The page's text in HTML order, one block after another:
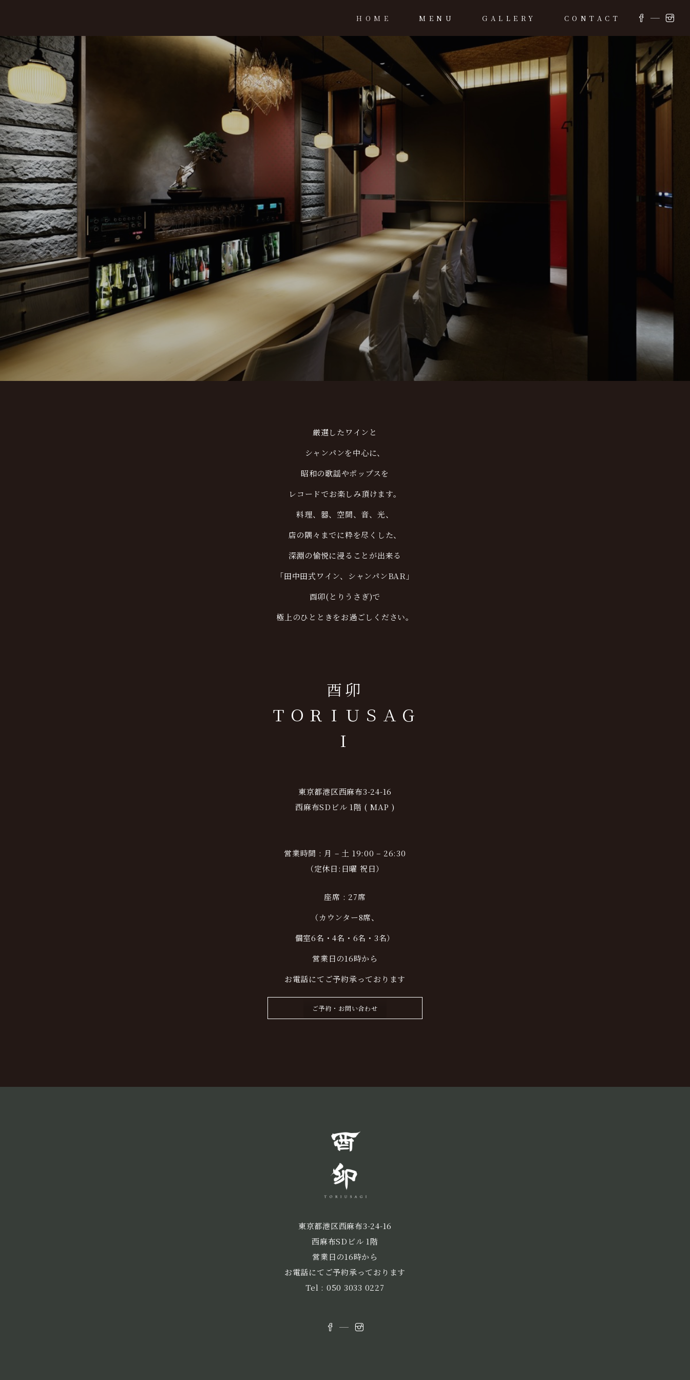
HOME MENU GALLERY CONTACT
厳選したワインと
シャンパンを中心に、
昭和の歌謡やポップスを
レコードでお楽しみ頂けます。
料理、器、空間、音、光、
店の隅々までに粋を尽くした、
深淵の愉悦に浸ることが出来る
「田中田式ワイン、シャンパンBAR」
酉卯(とりうさぎ)で
極上のひとときをお過ごしください。
酉卯
ＴＯＲＩＵＳＡＧ
Ｉ
東京都港区西麻布3-24-16
西麻布SDビル 1階 ( MAP )
営業時間 : 月 – 土 19:00 – 26:30
（定休日:日曜 祝日）
座席 : 27席
（カウンター8席、
個室6名・4名・ 6名・3名）
営業日の16時から
お電話にてご予約承っております
ご予約・お問い合わせ
東京都港区西麻布3-24-16
西麻布SDビル 1階
営業日の16時から
お電話にてご予約承っております
Tel : 050 3033 0227